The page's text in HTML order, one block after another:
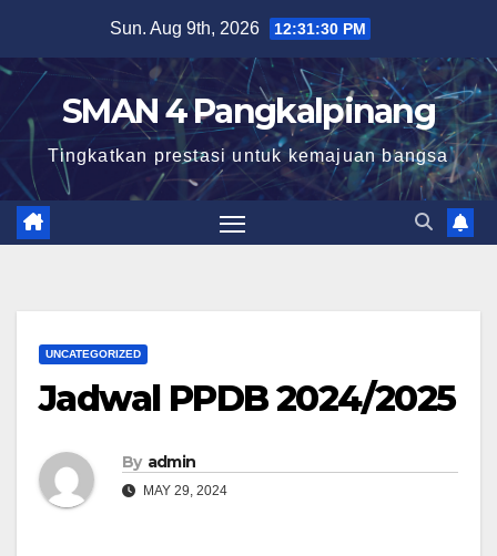
content
Sun. Aug 9th, 2026 12:31:31 PM
SMAN 4 Pangkalpinang
Tingkatkan prestasi untuk kemajuan bangsa
UNCATEGORIZED
Jadwal PPDB 2024/2025
By admin
MAY 29, 2024